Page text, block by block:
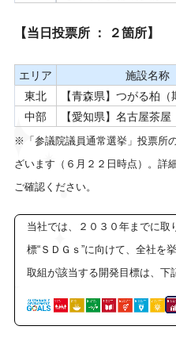
【当日投票所 ： ２箇所】
エリア
施設名
東北
【青森県】つがる柏（
中部
【愛知県】名古屋茶屋
※「参議院議員通常選挙」投票所
ざいます（６月２２日時点）。詳
ご確認ください。
当社では、２０３０年までに取
標“ＳＤＧｓ”に向けて、全社を
取組が該当する開発目標は、下